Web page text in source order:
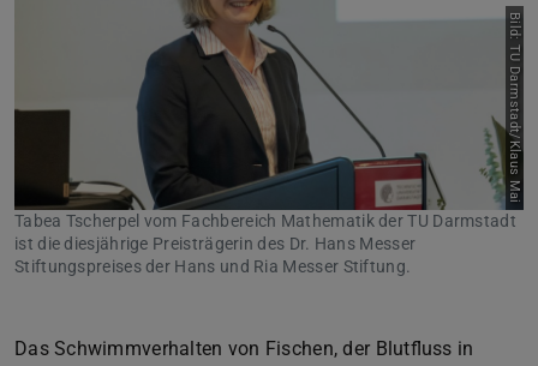
Bild: TU Darmstadt/Klaus Mai
Tabea Tscherpel vom Fachbereich Mathematik der TU Darmstadt
ist die diesjährige Preisträgerin des Dr. Hans Messer
Stiftungspreises der Hans und Ria Messer Stiftung.
Vor
Das Schwimmverhalten von Fischen, der Blutfluss in